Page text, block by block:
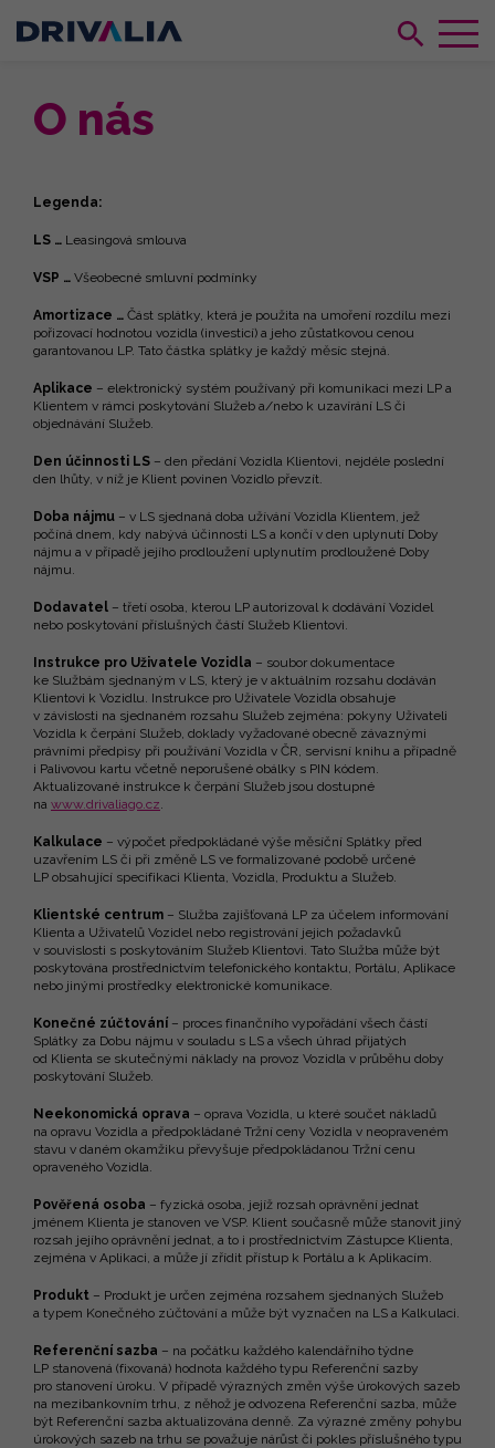
O nás
Legenda:
LS … Leasingová smlouva
VSP … Všeobecné smluvní podmínky
Amortizace … Část splátky, která je použita na umoření rozdílu mezi
pořizovací hodnotou vozidla (investicí) a jeho zůstatkovou cenou
garantovanou LP. Tato částka splátky je každý měsíc stejná.
Aplikace – elektronický systém používaný při komunikaci mezi LP a
Klientem v rámci poskytování Služeb a/nebo k uzavírání LS či
objednávání Služeb.
Den účinnosti LS – den předání Vozidla Klientovi, nejdéle poslední
den lhůty, v níž je Klient povinen Vozidlo převzít.
Doba nájmu – v LS sjednaná doba užívání Vozidla Klientem, jež
počíná dnem, kdy nabývá účinnosti LS a končí v den uplynutí Doby
nájmu a v případě jejího prodloužení uplynutím prodloužené Doby
nájmu.
Dodavatel – třetí osoba, kterou LP autorizoval k dodávání Vozidel
nebo poskytování příslušných částí Služeb Klientovi.
Instrukce pro Uživatele Vozidla – soubor dokumentace
ke Službám sjednaným v LS, který je v aktuálním rozsahu dodáván
Klientovi k Vozidlu. Instrukce pro Uživatele Vozidla obsahuje
v závislosti na sjednaném rozsahu Služeb zejména: pokyny Uživateli
Vozidla k čerpání Služeb, doklady vyžadované obecně závaznými
právními předpisy při používání Vozidla v ČR, servisní knihu a případně
i Palivovou kartu včetně neporušené obálky s PIN kódem.
Aktualizované instrukce k čerpání Služeb jsou dostupné
na www.drivaliago.cz.
Kalkulace – výpočet předpokládané výše měsíční Splátky před
uzavřením LS či při změně LS ve formalizované podobě určené
LP obsahující specifikaci Klienta, Vozidla, Produktu a Služeb.
Klientské centrum – Služba zajišťovaná LP za účelem informování
Klienta a Uživatelů Vozidel nebo registrování jejich požadavků
v souvislosti s poskytováním Služeb Klientovi. Tato Služba může být
poskytována prostřednictvím telefonického kontaktu, Portálu, Aplikace
nebo jinými prostředky elektronické komunikace.
Konečné zúčtování – proces finančního vypořádání všech částí
Splátky za Dobu nájmu v souladu s LS a všech úhrad přijatých
od Klienta se skutečnými náklady na provoz Vozidla v průběhu doby
poskytování Služeb.
Neekonomická oprava – oprava Vozidla, u které součet nákladů
na opravu Vozidla a předpokládané Tržní ceny Vozidla v neopraveném
stavu v daném okamžiku převyšuje předpokládanou Tržní cenu
opraveného Vozidla.
Pověřená osoba – fyzická osoba, jejíž rozsah oprávnění jednat
jménem Klienta je stanoven ve VSP. Klient současně může stanovit jiný
rozsah jejího oprávnění jednat, a to i prostřednictvím Zástupce Klienta,
zejména v Aplikaci, a může jí zřídit přístup k Portálu a k Aplikacím.
Produkt – Produkt je určen zejména rozsahem sjednaných Služeb
a typem Konečného zúčtování a může být vyznačen na LS a Kalkulaci.
Referenční sazba – na počátku každého kalendářního týdne
LP stanovená (fixovaná) hodnota každého typu Referenční sazby
pro stanovení úroku. V případě výrazných změn výše úrokových sazeb
na mezibankovním trhu, z něhož je odvozena Referenční sazba, může
být Referenční sazba aktualizována denně. Za výrazné změny pohybu
úrokových sazeb na trhu se považuje nárůst či pokles příslušného typu